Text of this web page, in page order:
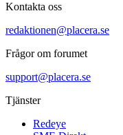
Kontakta oss
redaktionen@placera.se
Frågor om forumet
support@placera.se
Tjänster
Redeye